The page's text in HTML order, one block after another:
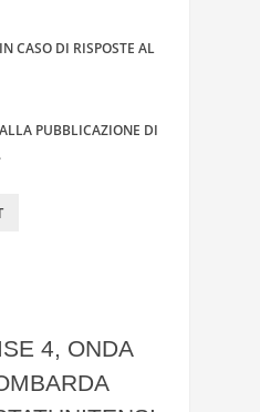
CASO DI RISPOSTE AL
PUBBLICAZIONE DI
4, ONDA